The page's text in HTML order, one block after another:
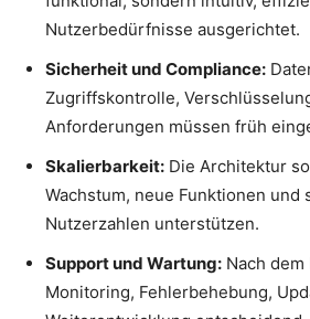
Nutzerbedürfnisse ausgerichtet.
Sicherheit und Compliance:
Zugriffskontrolle,
Anforderungen müssen früh
Skalierbarkeit: Die Architektur
Wachstum, neue Funktionen und
Nutzerzahlen unterstützen.
Support und Wartung: Nach dem
Monitoring, Fehlerbehebung,